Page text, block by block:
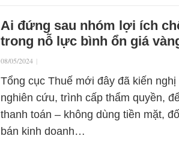
Ai đứng sau nhóm lợi ích
trong nỗ lực bình ổn giá
08/05/2024 |
Tổng cục Thuế mới đây đã kiến
nghiên cứu, trình cấp thẩm quyền,
thanh toán – không dùng tiền mặt,
bán kinh doanh…